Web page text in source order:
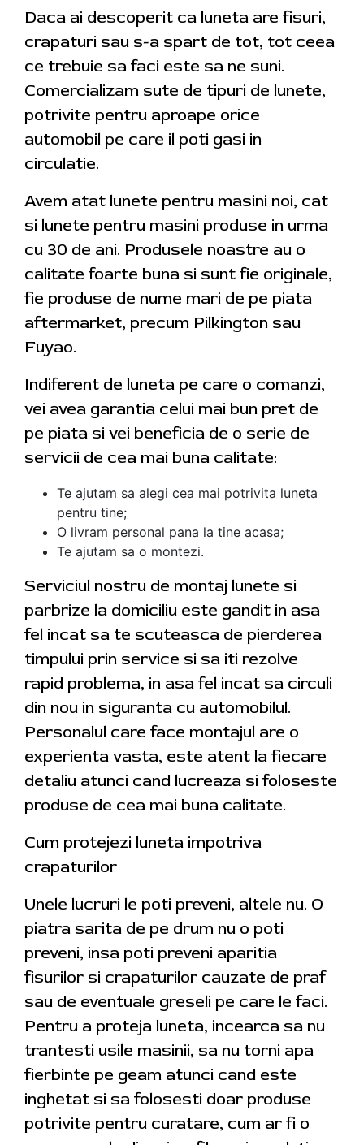
Daca ai descoperit ca luneta are fisuri,
crapaturi sau s-a spart de tot, tot ceea
ce trebuie sa faci este sa ne suni.
Comercializam sute de tipuri de lunete,
potrivite pentru aproape orice
automobil pe care il poti gasi in
circulatie.
Avem atat lunete pentru masini noi, cat
si lunete pentru masini produse in urma
cu 30 de ani. Produsele noastre au o
calitate foarte buna si sunt fie originale,
fie produse de nume mari de pe piata
aftermarket, precum Pilkington sau
Fuyao.
Indiferent de luneta pe care o comanzi,
vei avea garantia celui mai bun pret de
pe piata si vei beneficia de o serie de
servicii de cea mai buna calitate:
Te ajutam sa alegi cea mai potrivita luneta
pentru tine;
O livram personal pana la tine acasa;
Te ajutam sa o montezi.
Serviciul nostru de montaj lunete si
parbrize la domiciliu este gandit in asa
fel incat sa te scuteasca de pierderea
timpului prin service si sa iti rezolve
rapid problema, in asa fel incat sa circuli
din nou in siguranta cu automobilul.
Personalul care face montajul are o
experienta vasta, este atent la fiecare
detaliu atunci cand lucreaza si foloseste
produse de cea mai buna calitate.
Cum protejezi luneta impotriva
crapaturilor
Unele lucruri le poti preveni, altele nu. O
piatra sarita de pe drum nu o poti
preveni, insa poti preveni aparitia
fisurilor si crapaturilor cauzate de praf
sau de eventuale greseli pe care le faci.
Pentru a proteja luneta, incearca sa nu
trantesti usile masinii, sa nu torni apa
fierbinte pe geam atunci cand este
inghetat si sa folosesti doar produse
potrivite pentru curatare, cum ar fi o